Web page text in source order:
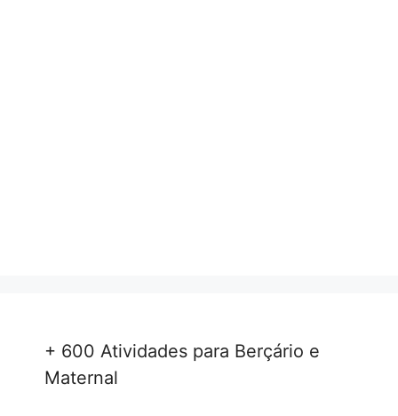
+ 600 Atividades para Berçário e
Maternal